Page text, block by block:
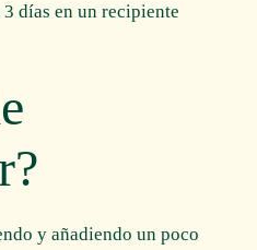
3 días en un recipiente
y añadiendo un poco